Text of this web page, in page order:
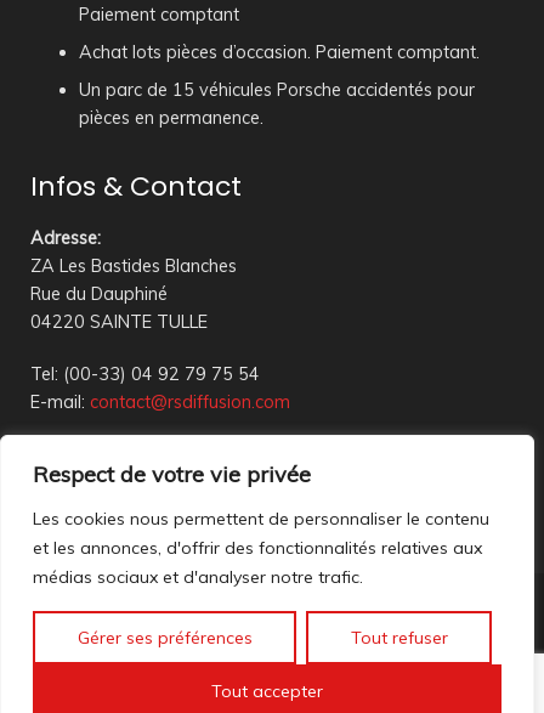
Respect de votre vie privée
Les cookies nous permettent de personnaliser le contenu
et les annonces, d'offrir des fonctionnalités relatives aux
médias sociaux et d'analyser notre trafic.
Gérer ses préférences Tout refuser
Tout accepter
Paiement comptant
Achat lots pièces d’occasion. Paiement comptant.
Un parc de 15 véhicules Porsche accidentés pour
pièces en permanence.
Infos & Contact
Adresse:
ZA Les Bastides Blanches
Rue du Dauphiné
04220 SAINTE TULLE
Tel: (00-33) 04 92 79 75 54
E-mail: contact@rsdiffusion.com
18h00
Réception en magasin sur rendez-vous uniquement
Nous contacter
Mentions légales
Accéder à nos anciennes annonces